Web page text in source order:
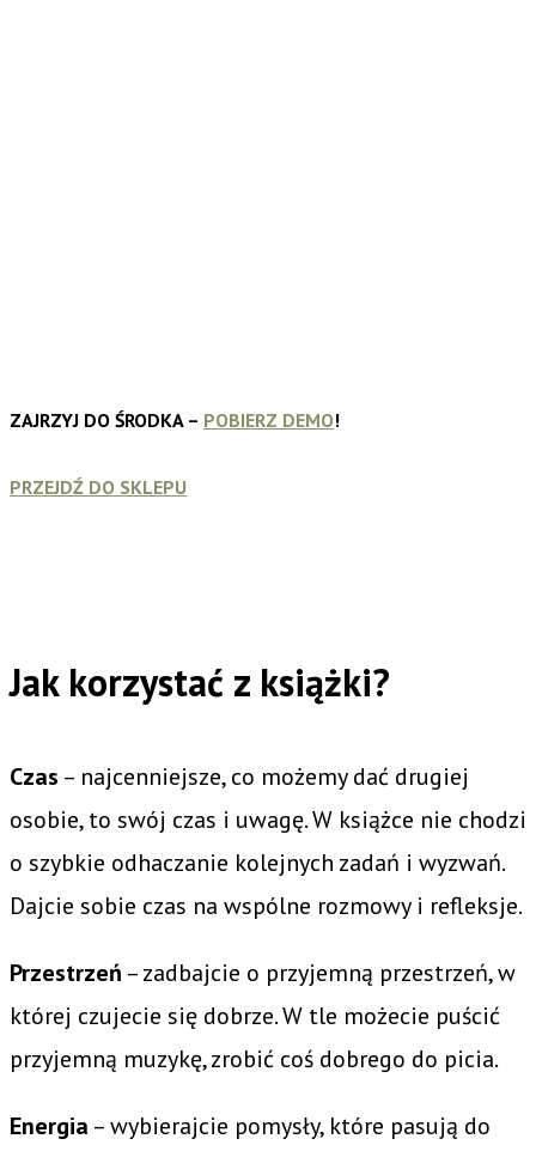
ZAJRZYJ DO ŚRODKA – POBIERZ DEMO!
PRZEJDŹ DO SKLEPU
Jak korzystać z książki?
Czas – najcenniejsze, co możemy dać drugiej
osobie, to swój czas i uwagę. W książce nie chodzi
o szybkie odhaczanie kolejnych zadań i wyzwań.
Dajcie sobie czas na wspólne rozmowy i refleksje.
Przestrzeń – zadbajcie o przyjemną przestrzeń, w
której czujecie się dobrze. W tle możecie puścić
przyjemną muzykę, zrobić coś dobrego do picia.
Energia – wybierajcie pomysły, które pasują do